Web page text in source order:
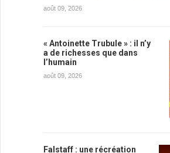
août 09, 2026
« Antoinette Trubule » : il n’y
a de richesses que dans
l’humain
août 09, 2026
Falstaff : une récréation